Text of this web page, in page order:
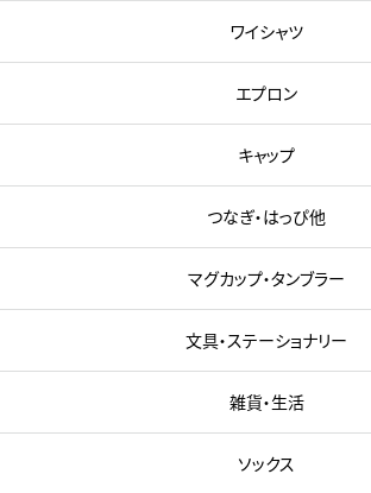
ワイシャツ
エプロン
キャップ
つなぎ・はっぴ他
マグカップ・タンブラー
文具・ステーショナリー
雑貨・生活
ソックス